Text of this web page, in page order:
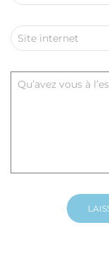
Site internet
Qu’avez vous à